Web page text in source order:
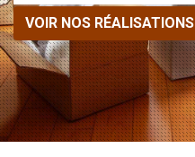
VOIR NOS RÉALISATIONS